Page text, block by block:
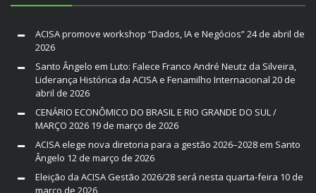
ACISA promove workshop “Dados, IA e Negócios”24 de abril de
2026
Santo Ângelo em Luto: Falece Franco André Neutz da Silveira,
Liderança Histórica da ACISA e Fenamilho Internacional 20 de
abril de 2026
CENÁRIO ECONÔMICO DO BRASIL E RIO GRANDE DO SUL /
MARÇO 2026 19 de março de 2026
ACISA elege nova diretoria para a gestão 2026–2028 em Santo
Ângelo 12 de março de 2026
Eleição da ACISA Gestão 2026/28 será nesta quarta-feira 10 de
março de 2026